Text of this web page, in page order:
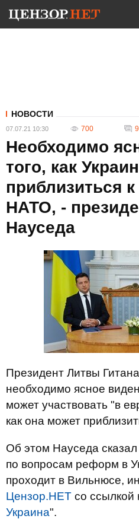
НОВОСТИ
07.07.21 10:30 700 9
Необходимо
того, как
приблизиться
НАТО, -
Науседа
Президент Литвы
необходимо ясное
может участвовать "в
как она может
Об этом Науседа
по вопросам реформ в
проходит в Вильнюсе,
Цензор.НЕТ со ссылкой
Украина".